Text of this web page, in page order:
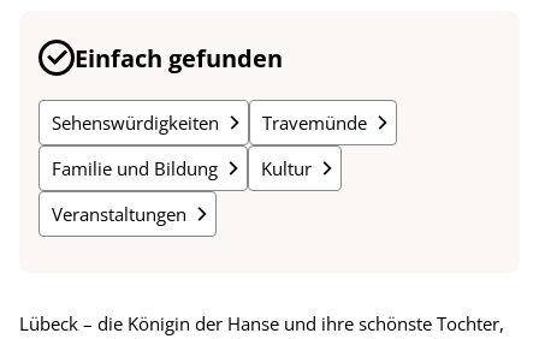
Einfach gefunden
Sehenswürdigkeiten
Travemünde
Familie und Bildung
Kultur
Veranstaltungen
Lübeck – die Königin der Hanse und ihre schönste Tochter,